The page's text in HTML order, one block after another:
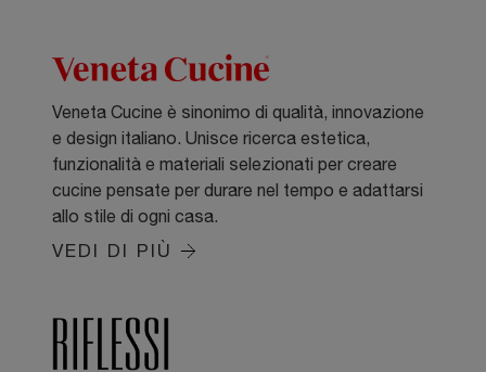
Veneta Cucine è sinonimo di qualità, innovazione
e design italiano. Unisce ricerca estetica,
funzionalità e materiali selezionati per creare
cucine pensate per durare nel tempo e adattarsi
allo stile di ogni casa.
VEDI DI PIÙ